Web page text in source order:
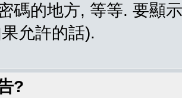
碼的地方, 等等. 要顯
允許的話).
?